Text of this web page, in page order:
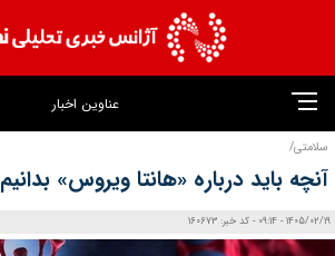
عناوین اخبار
سلامتی/
آنچه باید درباره «هانتا ویروس» بدانیم
1405/02/19 - 09:14 - کد خبر: 160673